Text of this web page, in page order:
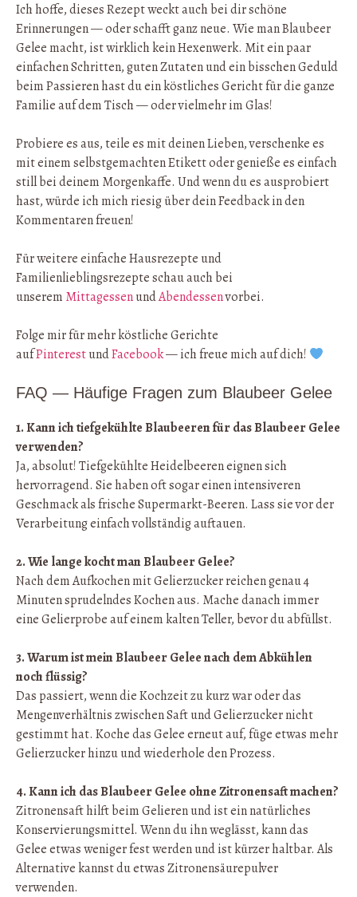
Ich hoffe, dieses Rezept weckt auch bei dir schöne
Erinnerungen — oder schafft ganz neue. Wie man Blaubeer
Gelee macht, ist wirklich kein Hexenwerk. Mit ein paar
einfachen Schritten, guten Zutaten und ein bisschen Geduld
beim Passieren hast du ein köstliches Gericht für die ganze
Familie auf dem Tisch — oder vielmehr im Glas!
Probiere es aus, teile es mit deinen Lieben, verschenke es
mit einem selbstgemachten Etikett oder genieße es einfach
still bei deinem Morgenkaffe. Und wenn du es ausprobiert
hast, würde ich mich riesig über dein Feedback in den
Kommentaren freuen!
Für weitere einfache Hausrezepte und
Familienlieblingsrezepte schau auch bei
unserem MittagessenundAbendessenvorbei.
Folge mir für mehr köstliche Gerichte
aufPinterestundFacebook— ich freue mich auf dich!
FAQ — Häufige Fragen zum Blaubeer Gelee
1. Kann ich tiefgekühlte Blaubeeren für das Blaubeer Gelee
verwenden?
Ja, absolut! Tiefgekühlte Heidelbeeren eignen sich
hervorragend. Sie haben oft sogar einen intensiveren
Geschmack als frische Supermarkt-Beeren. Lass sie vor der
Verarbeitung einfach vollständig auftauen.
2. Wie lange kocht man Blaubeer Gelee?
Nach dem Aufkochen mit Gelierzucker reichen genau 4
Minuten sprudelndes Kochen aus. Mache danach immer
eine Gelierprobe auf einem kalten Teller, bevor du abfüllst.
3. Warum ist mein Blaubeer Gelee nach dem Abkühlen
noch flüssig?
Das passiert, wenn die Kochzeit zu kurz war oder das
Mengenverhältnis zwischen Saft und Gelierzucker nicht
gestimmt hat. Koche das Gelee erneut auf, füge etwas mehr
Gelierzucker hinzu und wiederhole den Prozess.
4. Kann ich das Blaubeer Gelee ohne Zitronensaft machen?
Zitronensaft hilft beim Gelieren und ist ein natürliches
Konservierungsmittel. Wenn du ihn weglässt, kann das
Gelee etwas weniger fest werden und ist kürzer haltbar. Als
Alternative kannst du etwas Zitronensäurepulver
verwenden.